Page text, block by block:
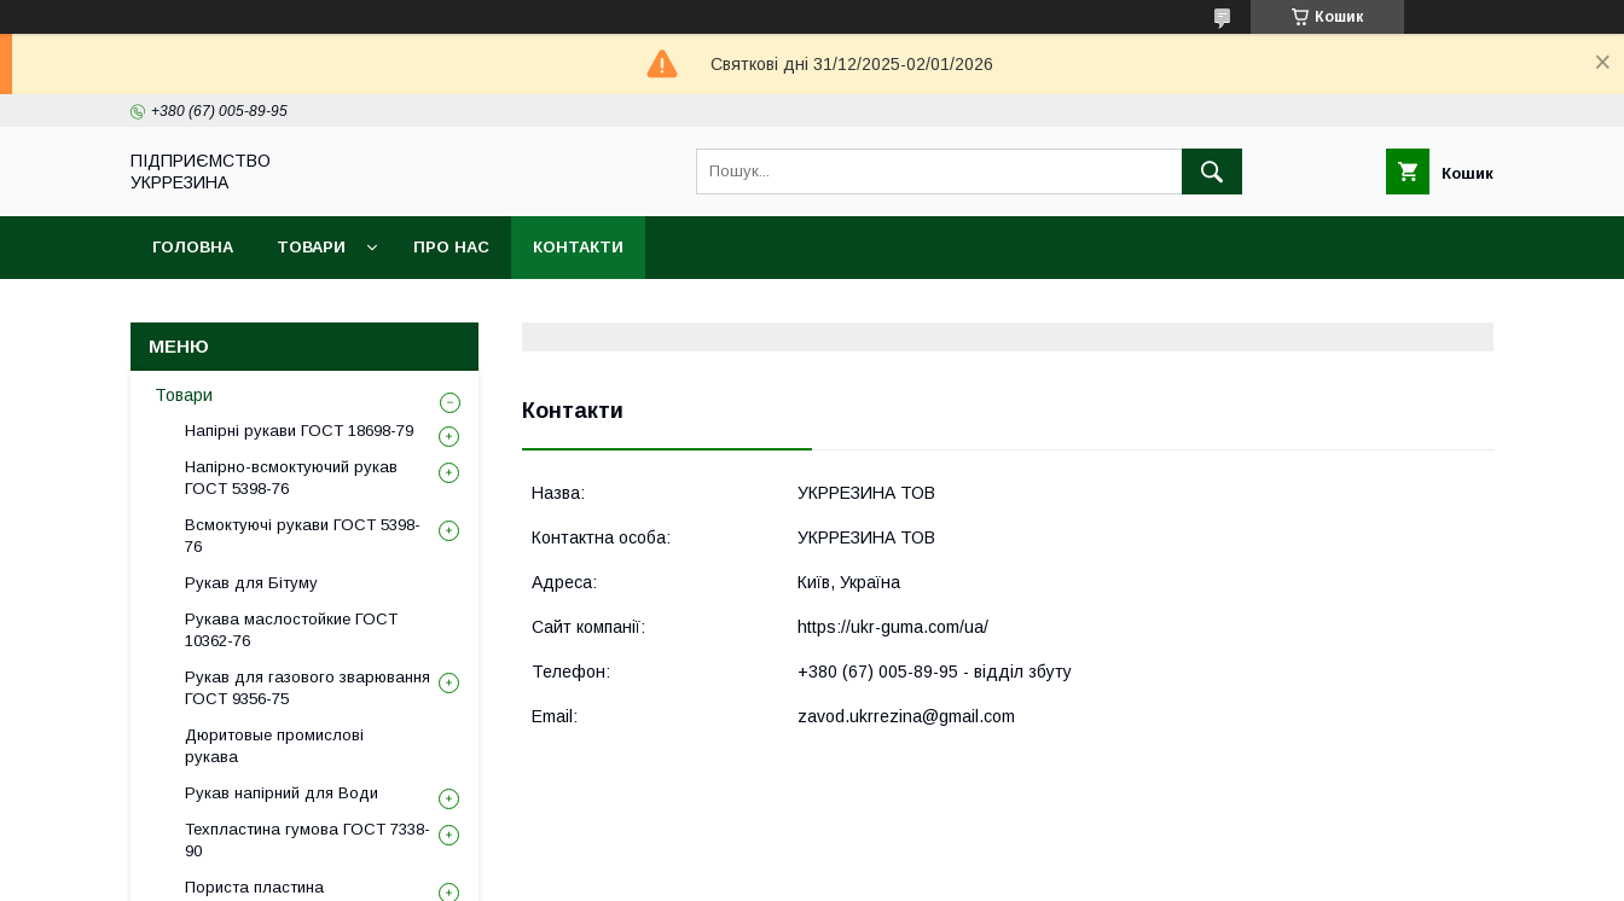
Кошик
Святкові дні 31/12/2025-02/01/2026
+380 (67) 005-89-95
ПІДПРИЄМСТВО
УКРРЕЗИНА
Кошик
ГОЛОВНА ТОВАРИ ПРО НАС КОНТАКТИ
Контакти
УКРРЕЗИНА ТОВ
УКРРЕЗИНА ТОВ
Київ, Україна
https://ukr-guma.com/ua/
+380 (67) 005-89-95 відділ збуту
zavod.ukrrezina@gmail.com
Товари
Напірні рукави ГОСТ 18698-79
Напірно-всмоктуючий рукав
ГОСТ 5398-76
Всмоктуючі рукави ГОСТ 5398-
76
Рукав для Бітуму
Рукава маслостойкие ГОСТ
10362-76
Рукав для газового зварювання
ГОСТ 9356-75
Дюритовые промислові
рукава
Рукав напірний для Води
Техпластина гумова ГОСТ 7338-
90
Пориста пластина